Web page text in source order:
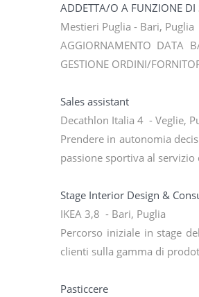
ADDETTA/O A FUNZIONE DI
Mestieri Puglia - Bari, Puglia
AGGIORNAMENTO DATA
GESTIONE ORDINI/
Sales assistant
Decathlon Italia 4 - Veglie,
Prendere in autonomia
passione sportiva al
Stage Interior Design &
IKEA 3,8 - Bari, Puglia
Percorso iniziale in stage
clienti sulla gamma di
Pasticcere